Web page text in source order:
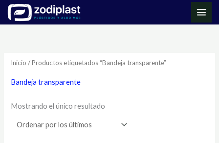
Inicio / Productos etiquetados “Bandeja transparente”
Bandeja transparente
Mostrando el único resultado